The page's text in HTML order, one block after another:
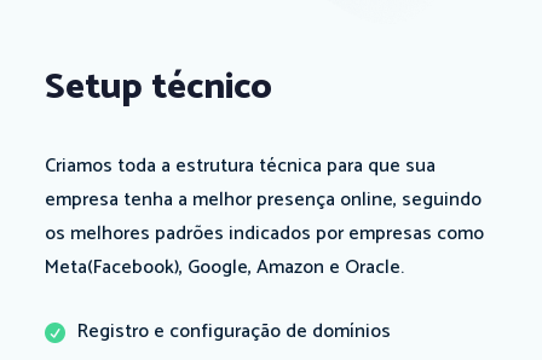
Setup técnico
Criamos toda a estrutura técnica para que sua
empresa tenha a melhor presença online, seguindo
os melhores padrões indicados por empresas como
Meta(Facebook), Google, Amazon e Oracle.
 Registro e configuração de domínios